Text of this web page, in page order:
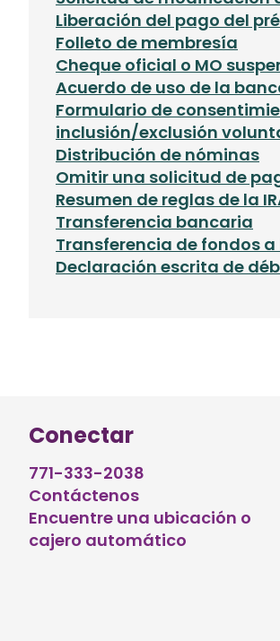
Liberación del pago del
Folleto de membresía
Cheque oficial o MO
Acuerdo de uso de la
Formulario de
inclusión/exclusión
Distribución de nóminas
Omitir una solicitud de
Resumen de reglas de la
Transferencia bancaria
Transferencia de fondos
Declaración escrita de
Conectar
771-333-2038
Contáctenos
Encuentre una ubicación o
cajero automático